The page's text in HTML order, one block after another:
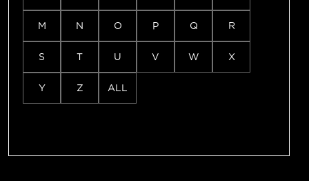
M N O P Q R
S T U V W X
Y Z ALL